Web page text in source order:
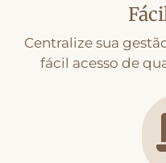
Centralize sua
fácil acesso de